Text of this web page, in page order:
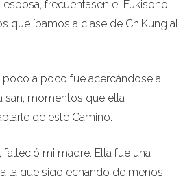
esposa, frecuentasen el Fukisoho.
que íbamos a clase de ChiKung al
poco a poco fue acercándose a
san, momentos que ella
de este Camino.
falleció mi madre. Ella fue una
la que sigo echando de menos